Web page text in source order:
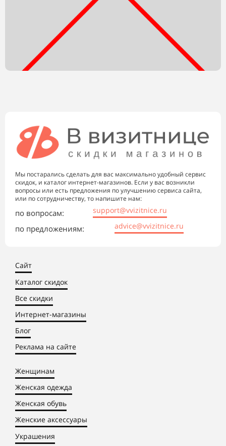
Мы постарались сделать для вас максимально удобный сервис
скидок, и каталог интернет-магазинов. Если у вас возникли
вопросы или есть предложения по улучшению сервиса сайта,
или по сотрудничеству, то напишите нам:
по вопросам: support@vvizitnice.ru
по предложениям: advice@vvizitnice.ru
Сайт
Каталог скидок
Все скидки
Интернет-магазины
Блог
Реклама на сайте
Женщинам
Женская одежда
Женская обувь
Женские аксессуары
Украшения